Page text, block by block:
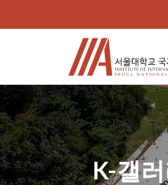
로
메
뉴
K-갤